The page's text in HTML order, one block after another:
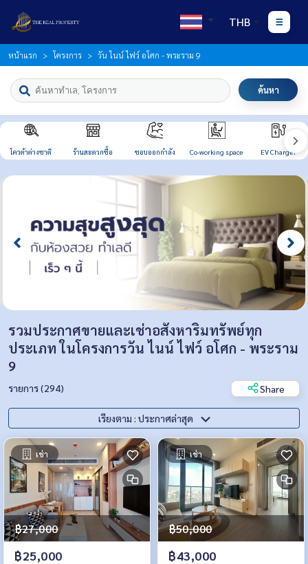
THB
หน้าแรก โครงการ วัน ไนน์ ไฟว์ อโศก - พระราม 9
ค้นหา
โควต้าต่างชาติ ร้านสะดวกซื้อ ชอบออกกำลัง Co-working space EV Charger
รวมประกาศขายและเช่าอสังหาริมทรัพย์ทุก
ประเภท ในโครงการวัน ไนน์ ไฟว์ อโศก - พระราม
9
รายการ (294) Share
เรียงตาม : ประกาศล่าสุด
เช่า
฿27,000
฿25,000
เช่า
฿50,000
฿43,000